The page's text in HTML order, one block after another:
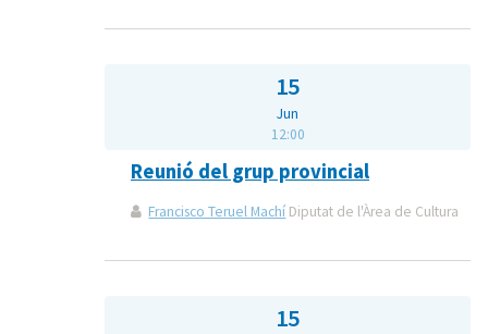
15
Jun
12:00
Reunió del grup provincial
Francisco Teruel Machí Diputat de l'Àrea de Cultura
15